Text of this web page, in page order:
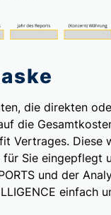
die direkten
die
Vertrages. Diese
für Sie eingepflegt
und der
einfach